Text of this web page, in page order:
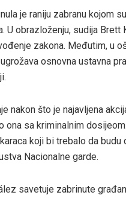
je raniju zabranu kojom
obrazloženju, sudija Brett
zakona. Međutim, u
osnovna ustavna
nakon što je najavljena
ona sa kriminalnim
koji bi trebalo da
Nacionalne garde.
savetuje zabrinute